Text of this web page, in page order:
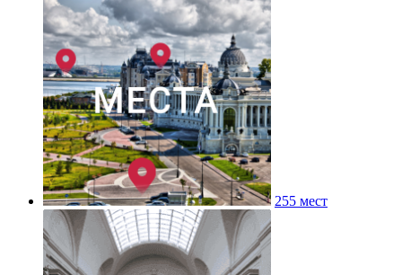
255 мест